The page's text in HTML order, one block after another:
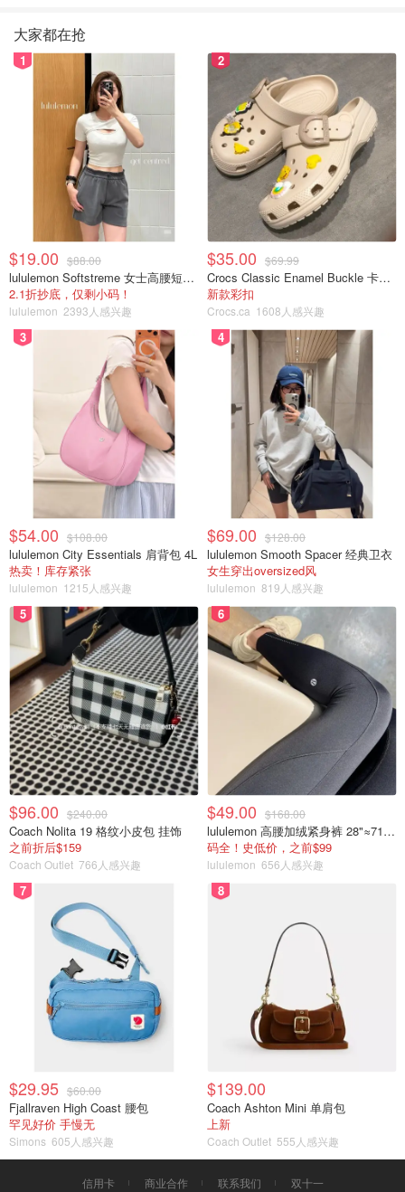
大家都在抢
1
$19.00 $88.00
lululemon Softstreme 女士高腰短裤 10cm
2.1折抄底，仅剩小码！
lululemon 2393人感兴趣
2
$35.00 $69.99
Crocs Classic Enamel Buckle 卡骆驰布扣便鞋
新款彩扣
Crocs.ca 1608人感兴趣
3
$54.00 $108.00
lululemon City Essentials 肩背包 4L
热卖！库存紧张
lululemon 1215人感兴趣
4
$69.00 $128.00
lululemon Smooth Spacer 经典卫衣
女生穿出oversized风
lululemon 819人感兴趣
5
$96.00 $240.00
Coach Nolita 19 格纹小皮包 挂饰
之前折后$159
Coach Outlet 766人感兴趣
6
$49.00 $168.00
lululemon 高腰加绒紧身裤 28"≈71cm 5个口袋
码全！史低价，之前$99
lululemon 656人感兴趣
7
$29.95 $60.00
Fjallraven High Coast 腰包
罕见好价 手慢无
Simons 605人感兴趣
8
$139.00
Coach Ashton Mini 单肩包
上新
Coach Outlet 555人感兴趣
信用卡 商业合作 联系我们 双十一